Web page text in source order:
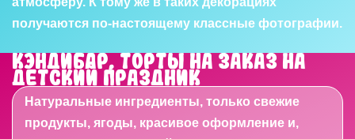
получаются по-настоящему классные фотографии.
Кэндибар, торты на заказ на
детский праздник
Натуральные ингредиенты, только свежие
продукты, ягоды, красивое оформление и,